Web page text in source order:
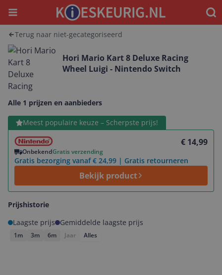
Menu
Terug naar niet-gecategoriseerd
Hori Mario Kart 8 Deluxe Racing
Wheel Luigi - Nintendo Switch
Alle 1 prijzen en aanbieders
Meest populaire keuze – Scherpste prijs!
€ 14,99
OnbekendGratis verzending
Gratis bezorging vanaf € 24,99 | Gratis retourneren
Bekijk product
Bekijk product
Prijshistorie
Laagste prijs
Gemiddelde laagste prijs
1m 3m 6m Jaar Alles